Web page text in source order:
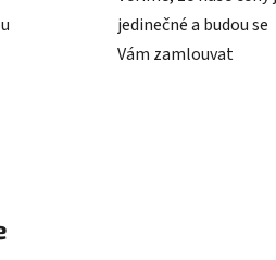
jedinečné a budou se
Vám zamlouvat